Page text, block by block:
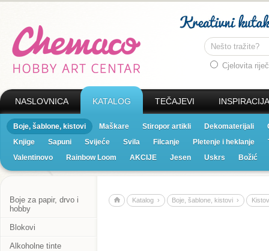
Cjelovita riječ
NASLOVNICA KATALOG TEČAJEVI INSPIRACIJA
Boje, šablone, kistovi Maškare Stiropor artikli Dekomaterijali
Knjige
Sapuni Svijeće Svila Filcanje Pletenje i heklanje
Valentinovo
Rainbow Loom AKCIJE Jesen Uskrs Božić
Boje za papir, drvo i
hobby
Blokovi
Alkoholne tinte
Katalog › Boje, šablone, kistovi ›